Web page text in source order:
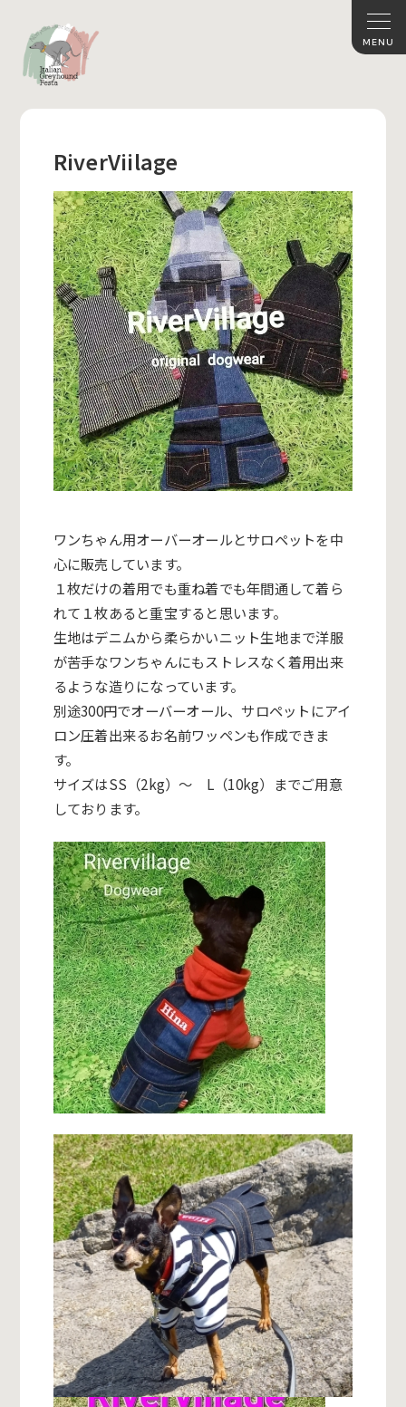
RiverViilage
ワンちゃん用オーバーオールとサロペットを中
心に販売しています。
１枚だけの着用でも重ね着でも年間通して着ら
れて１枚あると重宝すると思います。
生地はデニムから柔らかいニット生地まで洋服
が苦手なワンちゃんにもストレスなく着用出来
るような造りになっています。
別途300円でオーバーオール、サロペットにアイ
ロン圧着出来るお名前ワッペンも作成できま
す。
サイズはSS（2kg）～ L（10kg）までご用意
しております。